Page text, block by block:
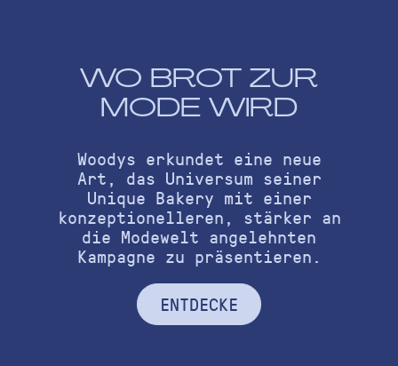
WO BROT ZUR
MODE WIRD
Woodys erkundet eine neue
Art, das Universum seiner
Unique Bakery mit einer
konzeptionelleren, stärker an
die Modewelt angelehnten
Kampagne zu präsentieren.
ENTDECKE